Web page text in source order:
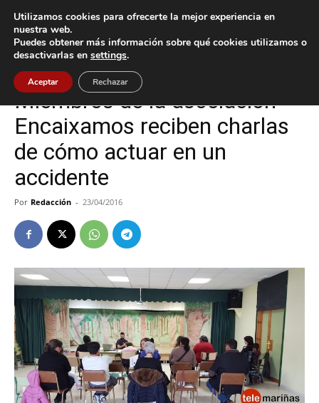
Inicio Baiona
Baiona
Miembros de la asociación
Encaixamos reciben charlas
de cómo actuar en un
accidente
Por Redacción - 23/04/2016
Utilizamos cookies para ofrecerte la mejor experiencia en
nuestra web.
Puedes obtener más información sobre qué cookies utilizamos o
desactivarlas en settings.
Aceptar Rechazar